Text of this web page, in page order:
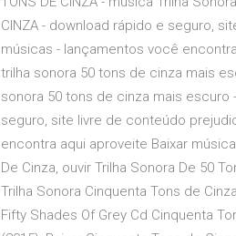
CINZA - download rápido e seguro,
músicas - lançamentos você
trilha sonora 50 tons de cinza mais
sonora 50 tons de cinza mais
seguro, site livre de conteúdo
encontra aqui aproveite Baixar
De Cinza, ouvir Trilha Sonora De 50
Trilha Sonora Cinquenta Tons de
Fifty Shades Of Grey Cd Cinquenta